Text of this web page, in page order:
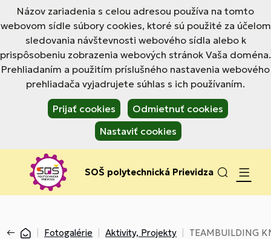
Názov zariadenia s celou adresou používa na tomto
webovom sídle súbory cookies, ktoré sú použité za účelom
sledovania návštevnosti webového sídla alebo k
prispôsobeniu zobrazenia webových stránok Vaša doména.
Prehliadaním a použitím príslušného nastavenia webového
prehliadača vyjadrujete súhlas s ich používaním.
Prijať cookies
Odmietnuť cookies
Nastaviť cookies
SOŠ polytechnická Prievidza
Fotogalérie Aktivity, Projekty TEAMBUILDING